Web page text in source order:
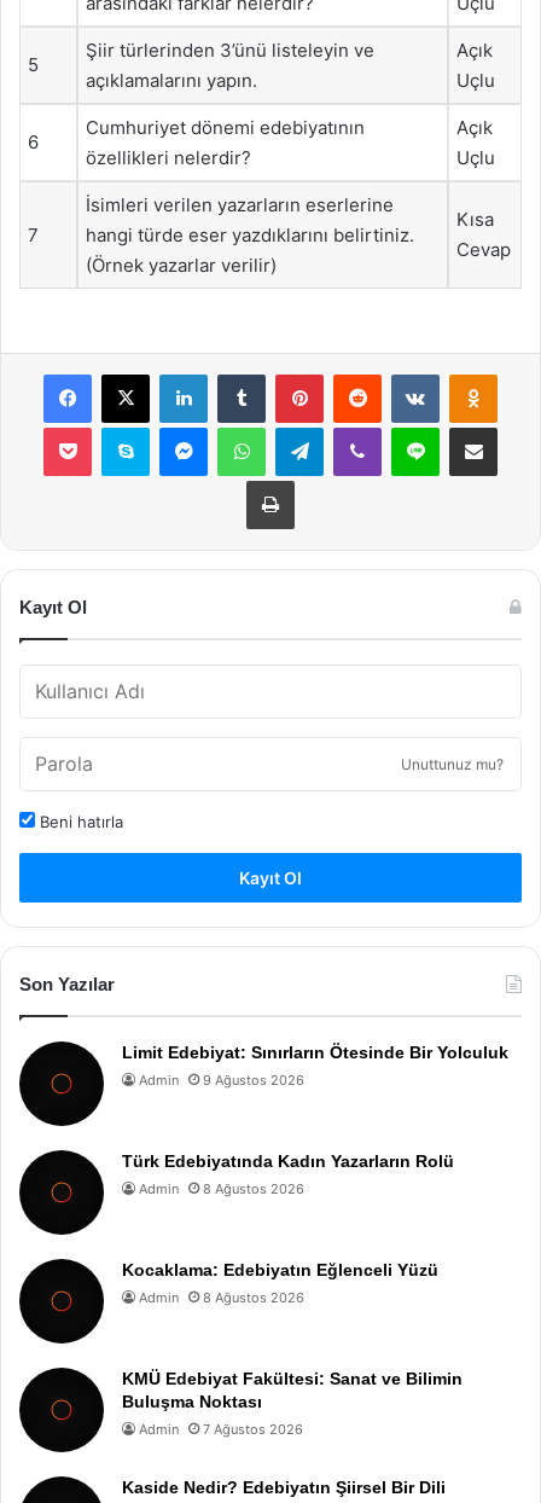
5
Şiir türlerinden 3’ünü listeleyin ve
açıklamalarını yapın.
Açık
Uçlu
6
Cumhuriyet dönemi edebiyatının
özellikleri nelerdir?
Açık
Uçlu
7
İsimleri verilen yazarların eserlerine
hangi türde eser yazdıklarını belirtiniz.
(Örnek yazarlar verilir)
Kısa
Cevap
Facebook
X LinkedInTumblr PinterestReddit VKontakte
Pocket Skype MessengerWhatsAppTelegramViber Line E-Posta ile
Yazdır
Kayıt Ol
Unuttunuz mu?
Beni hatırla
Kayıt Ol
Son Yazılar
Limit Edebiyat: Sınırların Ötesinde Bir Yolculuk
Admin 9 Ağustos 2026
Türk Edebiyatında Kadın Yazarların Rolü
Admin 8 Ağustos 2026
Kocaklama: Edebiyatın Eğlenceli Yüzü
Admin 8 Ağustos 2026
KMÜ Edebiyat Fakültesi: Sanat ve Bilimin
Buluşma Noktası
Admin 7 Ağustos 2026
Kaside Nedir? Edebiyatın Şiirsel Bir Dili